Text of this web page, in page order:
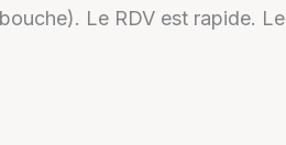
Le RDV est rapide. Le